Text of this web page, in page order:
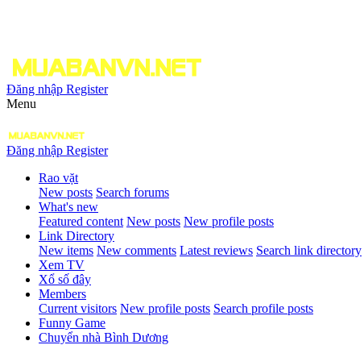
Đăng nhập Register
Menu
Đăng nhập Register
Rao vặt
New posts Search forums
What's new
Featured content New posts New profile posts
Link Directory
New items New comments Latest reviews Search link directory
Xem TV
Xổ số đây
Members
Current visitors New profile posts Search profile posts
Funny Game
Chuyển nhà Bình Dương